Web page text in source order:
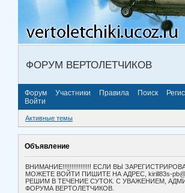
ФОРУМ ВЕРТОЛЕТЧИКОВ
Форум Участники Правила Поиск
Войти
Активные темы
Объявление
ВНИМАНИЕ!!!!!!!!!!!!!!!! ЕСЛИ ВЫ
МОЖЕТЕ ВОЙТИ ПИШИТЕ НА АДРЕС, kirill83s-
РЕШИМ В ТЕЧЕНИЕ СУТОК. С УВАЖЕНИЕМ,
ФОРУМА ВЕРТОЛЕТЧИКОВ.